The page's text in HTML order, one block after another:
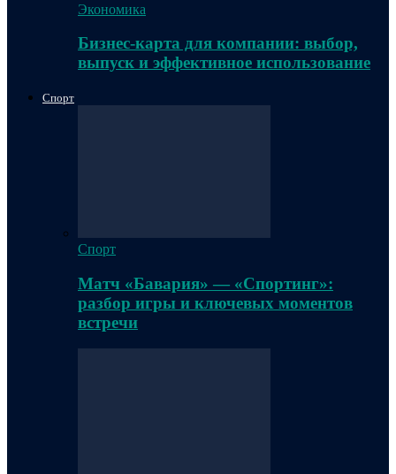
Экономика
Бизнес-карта для компании: выбор,
выпуск и эффективное использование
Спорт
Спорт
Матч «Бавария» — «Спортинг»:
разбор игры и ключевых моментов
встречи